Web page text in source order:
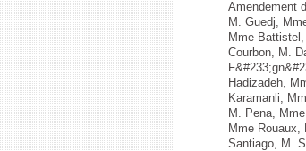
Amendement
M. Guedj,
Mme
Courbon, M.
Hadizadeh,
Karamanli,
M. Pena,
Mme Rouaux,
Santiago, M.